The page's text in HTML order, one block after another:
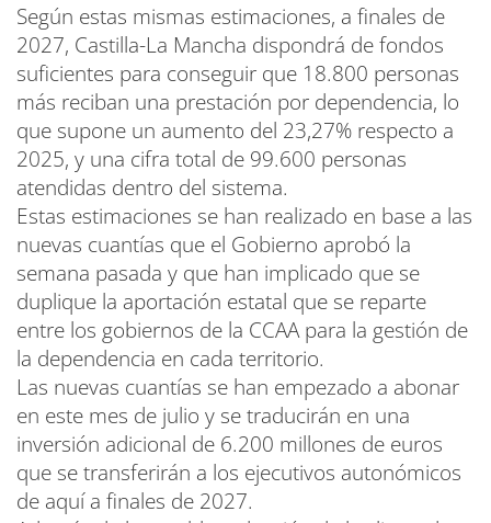
Según estas mismas estimaciones, a finales de
2027, Castilla-La Mancha dispondrá de fondos
suficientes para conseguir que 18.800 personas
más reciban una prestación por dependencia, lo
que supone un aumento del 23,27% respecto a
2025, y una cifra total de 99.600 personas
atendidas dentro del sistema.
Estas estimaciones se han realizado en base a las
nuevas cuantías que el Gobierno aprobó la
semana pasada y que han implicado que se
duplique la aportación estatal que se reparte
entre los gobiernos de la CCAA para la gestión de
la dependencia en cada territorio.
Las nuevas cuantías se han empezado a abonar
en este mes de julio y se traducirán en una
inversión adicional de 6.200 millones de euros
que se transferirán a los ejecutivos autonómicos
de aquí a finales de 2027.